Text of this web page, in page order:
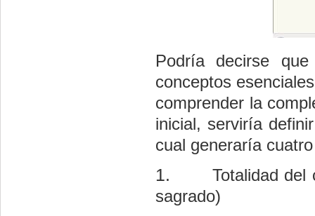
Podría decirse
conceptos
comprender la
inicial, serviría
cual generaría
1.
Totalidad del
sagrado)